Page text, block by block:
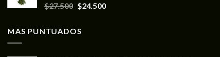
$27.500 $24.500
MAS PUNTUADOS